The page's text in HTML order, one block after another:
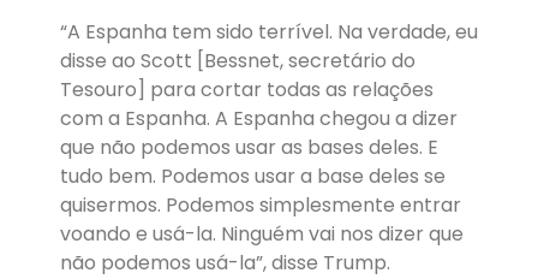
“A Espanha tem sido terrível. Na verdade, eu
disse ao Scott [Bessnet, secretário do
Tesouro] para cortar todas as relações
com a Espanha. A Espanha chegou a dizer
que não podemos usar as bases deles. E
tudo bem. Podemos usar a base deles se
quisermos. Podemos simplesmente entrar
voando e usá-la. Ninguém vai nos dizer que
não podemos usá-la”, disse Trump.